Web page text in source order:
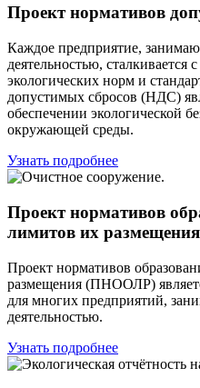
Проект нормативов
Каждое предприятие,
деятельностью,
экологических норм и
допустимых сбросов (НДС)
обеспечении экологической
окружающей среды.
Узнать подробнее
Проект нормативов
лимитов их
Проект нормативов
размещения (ПНООЛР)
для многих предприятий,
деятельностью.
Узнать подробнее